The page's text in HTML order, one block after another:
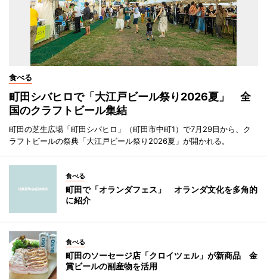
食べる
町田シバヒロで「大江戸ビール祭り2026夏」 全
国のクラフトビール集結
町田の芝生広場「町田シバヒロ」（町田市中町1）で7月29日から、ク
ラフトビールの祭典「大江戸ビール祭り2026夏」が開かれる。
食べる
町田で「オランダフェス」 オランダ文化を多角的
に紹介
食べる
町田のソーセージ店「クロイツェル」が新商品 金
賞ビールの副産物を活用